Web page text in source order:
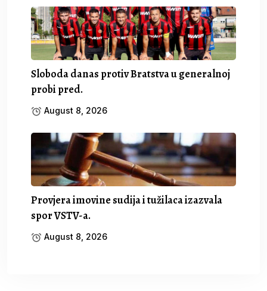
Sloboda danas protiv Bratstva u generalnoj
probi pred.
August 8, 2026
Provjera imovine sudija i tužilaca izazvala
spor VSTV-a.
August 8, 2026